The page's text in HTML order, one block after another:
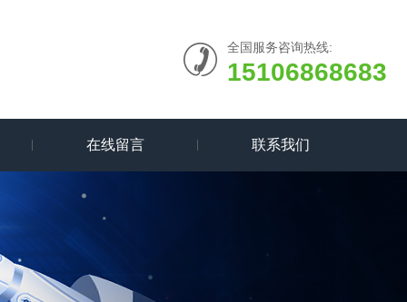
全国服务咨询热线:
15106868683
在线留言 联系我们